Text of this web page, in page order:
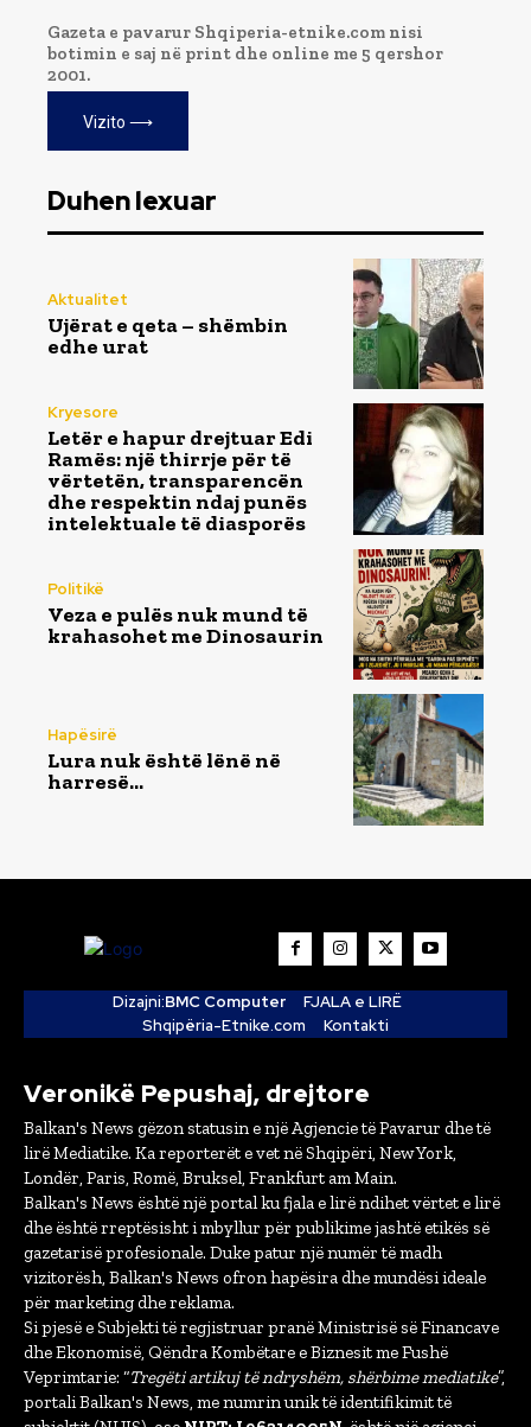
Gazeta e pavarur Shqiperia-etnike.com nisi
botimin e saj në print dhe online me 5 qershor
2001.
Vizito ⟶
Duhen lexuar
Aktualitet
Ujërat e qeta – shëmbin
edhe urat
Kryesore
Letër e hapur drejtuar Edi
Ramës: një thirrje për të
vërtetën, transparencën
dhe respektin ndaj punës
intelektuale të diasporës
Politikë
Veza e pulës nuk mund të
krahasohet me Dinosaurin
Hapësirë
Lura nuk është lënë në
harresë…
Dizajni:BMC Computer
FJALA e LIRË
Shqipëria-Etnike.com
Kontakti
Veronikë Pepushaj, drejtore
Balkan's News gëzon statusin e një Agjencie të Pavarur dhe të
lirë Mediatike. Ka reporterët e vet në Shqipëri, New York,
Londër, Paris, Romë, Bruksel, Frankfurt am Main.
Balkan's News është një portal ku fjala e lirë ndihet vërtet e lirë
dhe është rreptësisht i mbyllur për publikime jashtë etikës së
gazetarisë profesionale. Duke patur një numër të madh
vizitorësh, Balkan's News ofron hapësira dhe mundësi ideale
për marketing dhe reklama.
Si pjesë e Subjekti të regjistruar pranë Ministrisë së Financave
dhe Ekonomisë, Qëndra Kombëtare e Biznesit me Fushë
Veprimtarie: “Tregëti artikuj të ndryshëm, shërbime mediatike”,
portali Balkan's News, me numrin unik të identifikimit të